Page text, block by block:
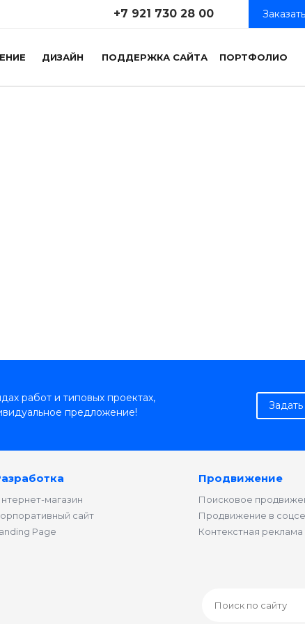
+7 921 730 28 00
ДИЗАЙН ПОДДЕРЖКА САЙТА ПОРТФОЛИО
работ и типовых проектах,
предложение!
магазин
сайт
Page
Продвижение
Поисковое
Продвижение в
Контекстная реклама